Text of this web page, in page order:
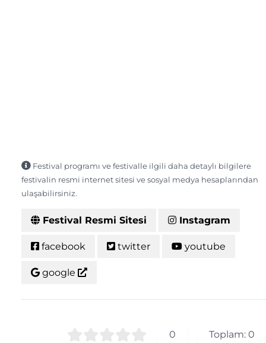
Festival programı ve festivalle ilgili daha detaylı bilgilere
festivalin resmi internet sitesi ve sosyal medya hesaplarından
ulaşabilirsiniz.
Festival Resmi Sitesi Instagram
facebook twitter youtube
google
0 Toplam: 0